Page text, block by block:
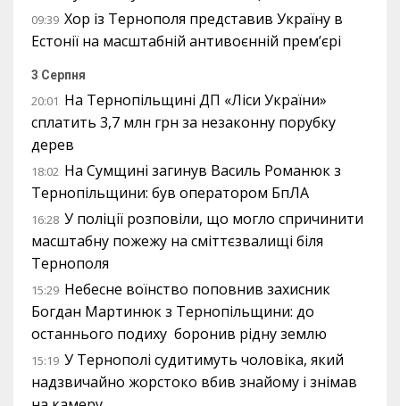
09:39 Хор із Тернополя представив Україну в
Естонії на масштабній антивоєнній прем’єрі
3 Серпня
20:01 На Тернопільщині ДП «Ліси України»
сплатить 3,7 млн грн за незаконну порубку
дерев
18:02 На Сумщині загинув Василь Романюк з
Тернопільщини: був оператором БпЛА
16:28 У поліції розповіли, що могло спричинити
масштабну пожежу на сміттєзвалищі біля
Тернополя
15:29 Небесне воїнство поповнив захисник
Богдан Мартинюк з Тернопільщини: до
останнього подиху боронив рідну землю
15:19 У Тернополі судитимуть чоловіка, який
надзвичайно жорстоко вбив знайому і знімав